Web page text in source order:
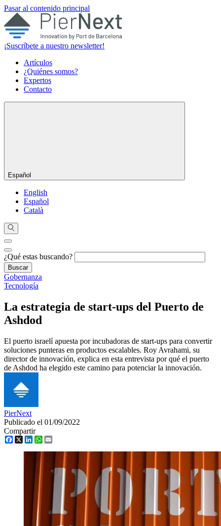
Pasar al contenido principal
¡Suscríbete a nuestro newsletter!
Artículos
¿Quiénes somos?
Expertos
Contacto
Español
English
Español
Català
¿Qué estas buscando?
Gobernanza
Tecnología
La estrategia de start-ups del Puerto de
Ashdod
El puerto israelí apuesta por incubadoras de start-ups para convertir
soluciones punteras en productos escalables. Roy Avrahami, su
director de innovación, explica en esta entrevista por qué el puerto
de Ashdod ha elegido este camino para potenciar la innovación.
PierNext
Publicado el 01/09/2022
Compartir
Facebook
X LinkedInWhatsApp